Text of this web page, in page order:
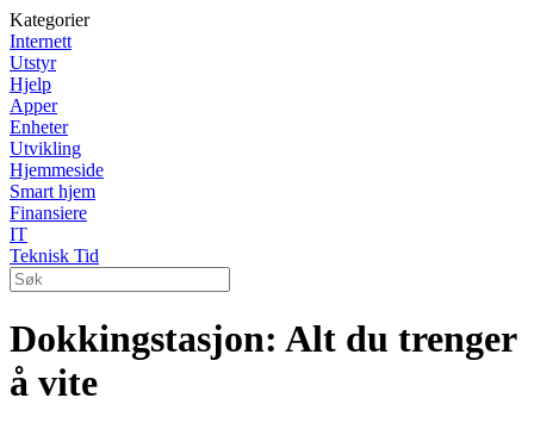
Kategorier
Internett
Utstyr
Hjelp
Apper
Enheter
Utvikling
Hjemmeside
Smart hjem
Finansiere
IT
Teknisk Tid
Dokkingstasjon: Alt du trenger
å vite